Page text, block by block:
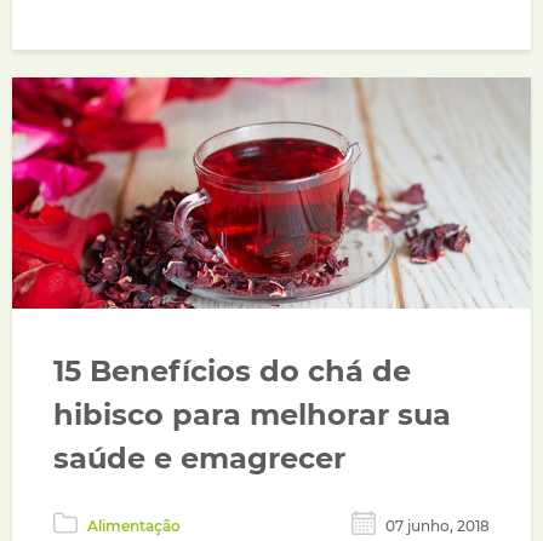
15 Benefícios do chá de
hibisco para melhorar sua
saúde e emagrecer
Alimentação 07 junho, 2018